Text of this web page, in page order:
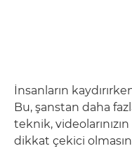
İnsanların
Bu, şanstan daha
teknik,
dikkat çekici